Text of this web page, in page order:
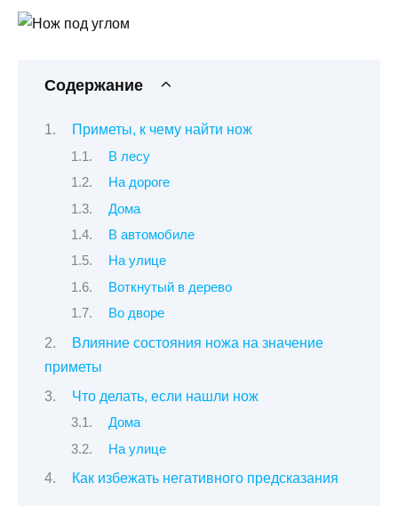
Содержание
Приметы, к чему найти нож
В лесу
На дороге
Дома
В автомобиле
На улице
Воткнутый в дерево
Во дворе
Влияние состояния ножа на значение
приметы
Что делать, если нашли нож
Дома
На улице
Как избежать негативного предсказания